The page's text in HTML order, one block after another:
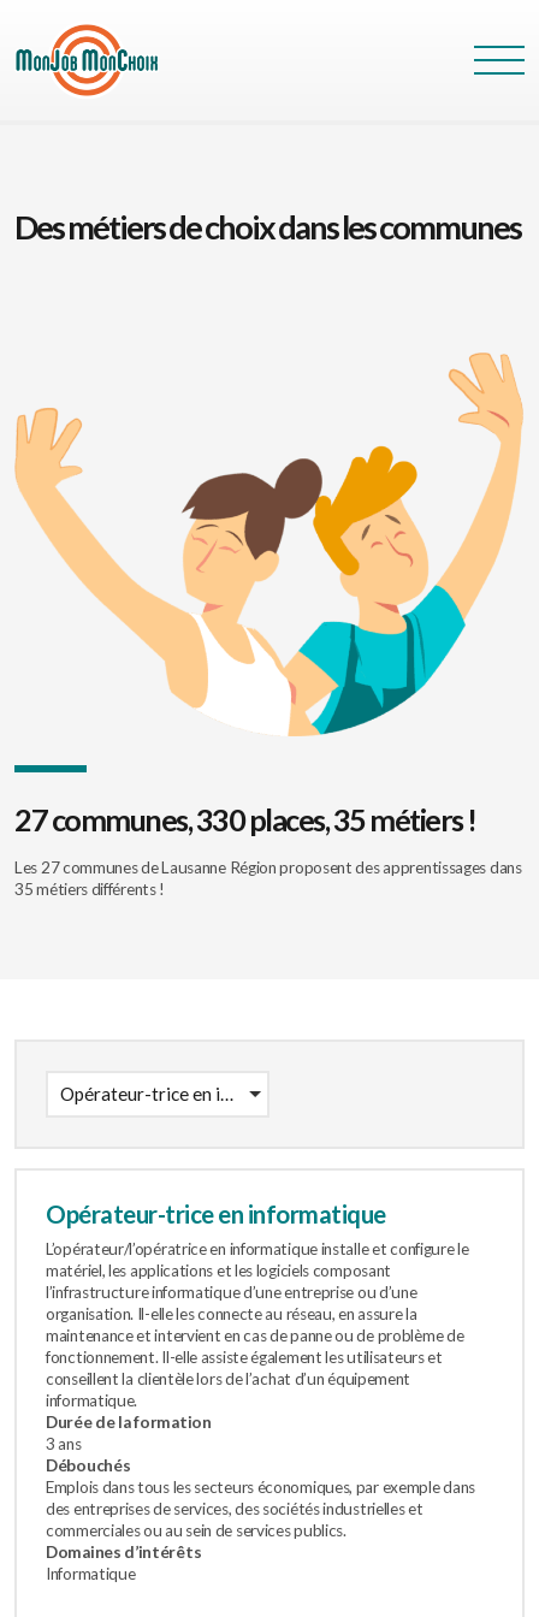
Des métiers de choix dans les communes
27 communes, 330 places, 35 métiers !
Les 27 communes de Lausanne Région proposent des apprentissages dans
35 métiers différents !
Opérateur-trice en informatique
Opérateur-trice en informatique
L’opérateur/l’opératrice en informatique installe et configure le
matériel, les applications et les logiciels composant
l’infrastructure informatique d’une entreprise ou d’une
organisation. Il-elle les connecte au réseau, en assure la
maintenance et intervient en cas de panne ou de problème de
fonctionnement. Il-elle assiste également les utilisateurs et
conseillent la clientèle lors de l’achat d’un équipement
informatique.
Durée de la formation
3 ans
Débouchés
Emplois dans tous les secteurs économiques, par exemple dans
des entreprises de services, des sociétés industrielles et
commerciales ou au sein de services publics.
Domaines d’intérêts
Informatique